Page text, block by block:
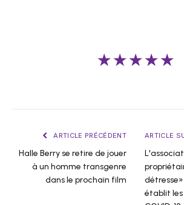
★★★★★
ARTICLE PRÉCÉDENT
Halle Berry se retire de jouer
à un homme transgenre
dans le prochain film
ARTICLE
détresse»
établit les